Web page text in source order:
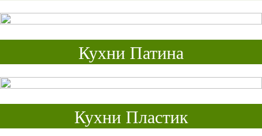
Кухни Патина
Кухни Пластик